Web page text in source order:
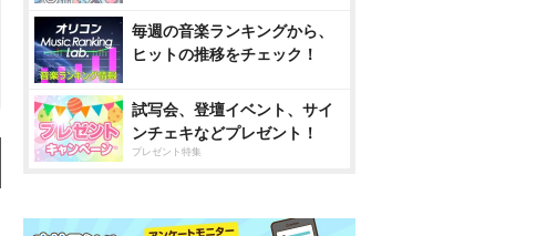
毎週の音楽ランキングから、
ヒットの推移をチェック！
試写会、登壇イベント、サイ
ンチェキなどプレゼント！
プレゼント特集